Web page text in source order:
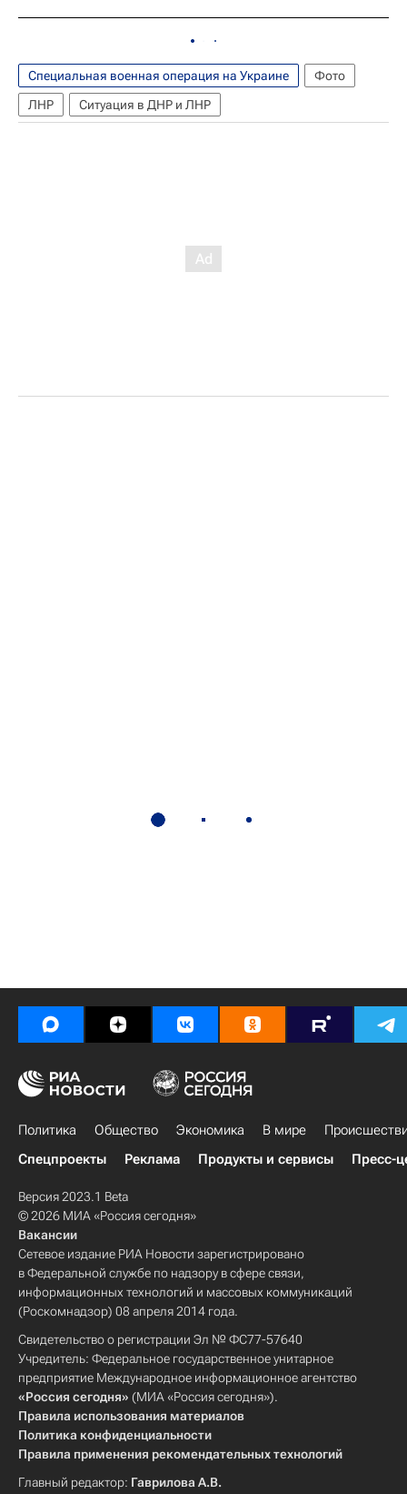
Специальная военная операция на Украине
Фото
ЛНР
Ситуация в ДНР и ЛНР
Политика Общество Экономика В мире
Спецпроекты
Реклама Продукты и сервисы Пресс-
Версия 2023.1 Beta
© 2026 МИА «Россия сегодня»
Вакансии
Сетевое издание РИА Новости зарегистрировано
в Федеральной службе по надзору в сфере связи,
информационных технологий и массовых коммуникаций
(Роскомнадзор) 08 апреля 2014 года.
Свидетельство о регистрации Эл № ФС77-57640
Учредитель: Федеральное государственное унитарное
предприятие Международное информационное агентство
«Россия сегодня» (МИА «Россия сегодня»).
Правила использования материалов
Политика конфиденциальности
Правила применения рекомендательных технологий
Главный редактор: Гаврилова А.В.